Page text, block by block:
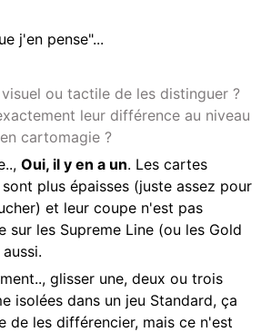
j'en pense"...
ou tactile de les distinguer ?
leur différence au niveau
cartomagie ?
Oui, il y en a un. Les cartes
plus épaisses (juste assez pour
et leur coupe n'est pas
sur les Supreme Line (ou les Gold
glisser une, deux ou trois
isolées dans un jeu Standard, ça
de les différencier, mais ce n'est